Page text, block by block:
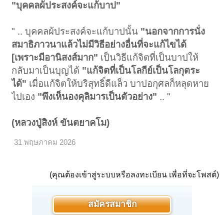
"บุคคลผ้ประสงค์จะแก้บาป"
" .. บุคคลผ้ประสงค์จะแก้บาปนั้น "นอกจากการนั่ง
สมาธิภาวนาแล้วไม่มีวิธีอย่างอื่นที่จะแก้ไขได้
[เพราะมีอานิสงส์มาก" เป็นวิธีแก้จิตที่เป็นบาปให้
กลับมาเป็นบุญได้ "แก้จิตที่เป็นโลกีย์เป็นโลกุตระ
ได้" เมื่อแก้จิตให้บริสุทธิ์ดีแล็ว บาปอกุศลก็หลุดหาย
ไปเอง "พึงเห็นองคุลิมารเป็นตัวอย่าง" .. "
(หลวงปู่สิงห์ ขันตยาคโม)
31 พฤษภาคม 2026
(คุณต้องเข้าสู่ระบบหรือลงทะเบียน เพื่อที่จะโพสต์)
สมัครสมาชิก